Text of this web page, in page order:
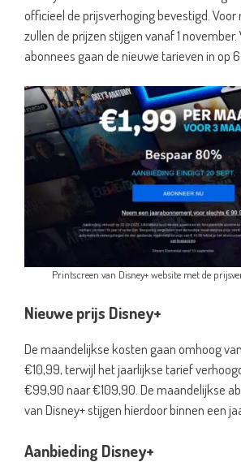
officieel de prijsverhoging bevestigd.
zullen de prijzen stijgen vanaf 1 november.
abonnees gaan de nieuwe tarieven in op
Printscreen van Disney+ website met de
Nieuwe prijs Disney+
De maandelijkse kosten gaan omhoog
€10,99, terwijl het jaarlijkse tarief
€99,90 naar €109,90. De maandelijkse
van Disney+ stijgen hierdoor binnen een
Aanbieding Disney+